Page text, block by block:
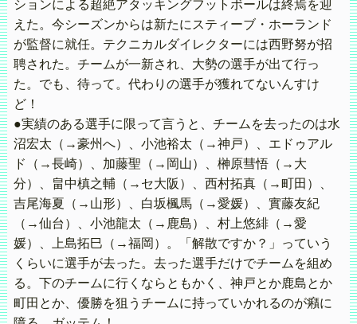
ションによる超絶アタッキングフットボールは終焉を迎
えた。今シーズンからは新たにスティーブ・ホーランド
が監督に就任。テクニカルダイレクターには西野努が招
聘された。チームが一新され、大勢の選手が出て行っ
た。でも、待って。代わりの選手が獲れてないんすけ
ど！
●実績のある選手に限って言うと、チームを去ったのは水
沼宏太（→豪州へ）、小池裕太（→神戸）、エドゥアル
ド（→長崎）、加藤聖（→岡山）、榊原彗悟（→大
分）、畠中槙之輔（→セ大阪）、西村拓真（→町田）、
吉尾海夏（→山形）、白坂楓馬（→愛媛）、實藤友紀
（→仙台）、小池龍太（→鹿島）、村上悠緋（→愛
媛）、上島拓巳（→福岡）。「解散ですか？」っていう
くらいに選手が去った。去った選手だけでチームを組め
る。下のチームに行くならともかく、神戸とか鹿島とか
町田とか、優勝を狙うチームに持っていかれるのが癪に